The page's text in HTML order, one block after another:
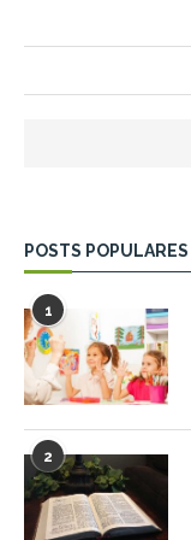
POSTS POPULARES
1
2